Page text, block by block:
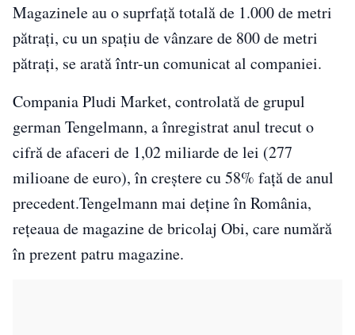
Magazinele au o suprfaţă totală de 1.000 de metri
pătraţi, cu un spaţiu de vânzare de 800 de metri
pătraţi, se arată într-un comunicat al companiei.
Compania Pludi Market, controlată de grupul
german Tengelmann, a înregistrat anul trecut o
cifră de afaceri de 1,02 miliarde de lei (277
milioane de euro), în creştere cu 58% faţă de anul
precedent.Tengelmann mai deţine în România,
reţeaua de magazine de bricolaj Obi, care numără
în prezent patru magazine.